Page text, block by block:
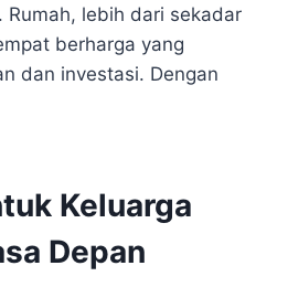
Rumah, lebih dari sekadar
berharga yang
dan investasi. Dengan
Keluarga
Depan